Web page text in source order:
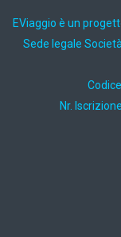
EViaggio è un
Sede legale
Nr.